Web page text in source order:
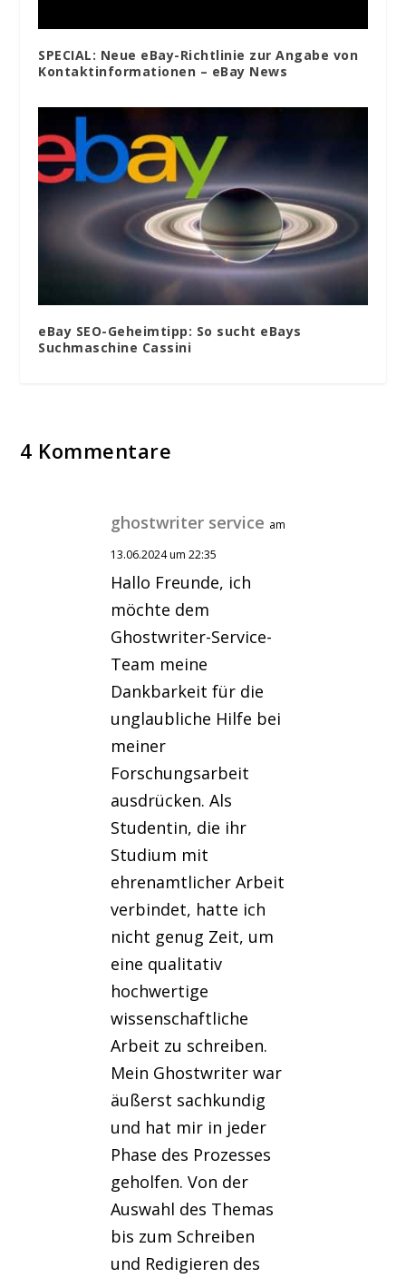
SPECIAL: Neue eBay-Richtlinie zur Angabe von
Kontaktinformationen – eBay News
eBay SEO-Geheimtipp: So sucht eBays
Suchmaschine Cassini
4 Kommentare
ghostwriter service am
13.06.2024 um 22:35
Hallo Freunde, ich
möchte dem
Ghostwriter-Service-
Team meine
Dankbarkeit für die
unglaubliche Hilfe bei
meiner
Forschungsarbeit
ausdrücken. Als
Studentin, die ihr
Studium mit
ehrenamtlicher Arbeit
verbindet, hatte ich
nicht genug Zeit, um
eine qualitativ
hochwertige
wissenschaftliche
Arbeit zu schreiben.
Mein Ghostwriter war
äußerst sachkundig
und hat mir in jeder
Phase des Prozesses
geholfen. Von der
Auswahl des Themas
bis zum Schreiben
und Redigieren des